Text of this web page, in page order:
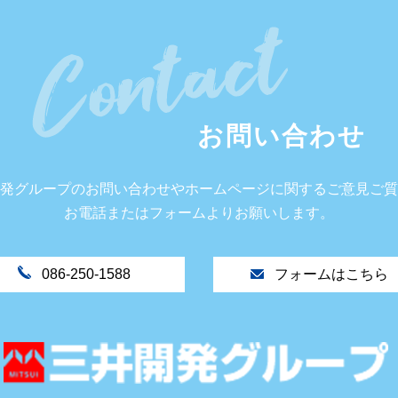
お問い合わせ
グループのお問い合わせやホームページに関するご意見ご
お電話またはフォームよりお願いします。
086-250-1588 フォームはこちら